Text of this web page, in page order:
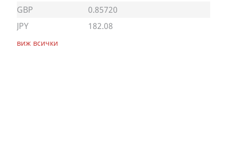
GBP
0.85720
JPY
182.08
виж всички